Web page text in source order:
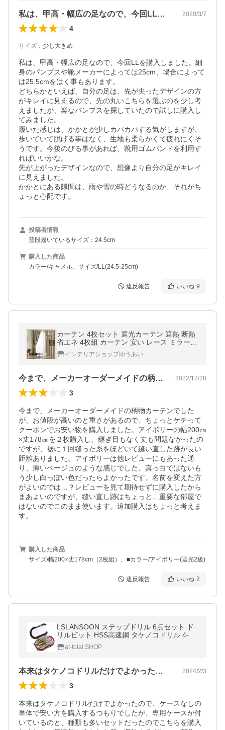
私は、甲高・幅広の足なので、今回LLを… 2020/3/7
4
サイズ ： 少し大きめ
私は、甲高・幅広の足なので、今回LLを購入しました。細
身のパンプスや靴メーカーによっては25cm、場合によって
は25.5cmをはく事もあります。
どちらかといえば、自分の足は、先が尖ったデザインの方
がキレイに見えるので、先の丸いこちらを選ぶのを少し考
えましたが、楽なパンプスを探していたので試しに購入し
てみました。
履いた感じは、かかとが少しカパカパする気がしますが、
歩いていて脱げる事はなく、生地も柔らかくて疲れにくそ
うです。今後のびる事があれば、靴用ゴムバンドを利用す
ればいいかな。
先が上がったデザインなので、想像より自分の足がキレイ
に見えました。
かかとにある隙間は、雨や雪の時どうなるのか、それがち
ょっと心配です。
投稿者情報
普段履いているサイズ：24.5cm
購入した商品
カラー/キャメル、サイズ/LL(24.5-25cm)
違反報告 いいね 9
カーテン 4枚セット 遮光カーテン 遮熱 断熱
省エネ 4枚組 カーテン 安い レース ミラー
洗える カーテン 遮光 100幅 4枚 200幅 2枚 1
50幅 2枚
インテリアショップゆうあい
今まで、メーカーオーダーメイドの柄物カ… 2022/12/28
3
今まで、メーカーオーダーメイドの柄物カーテンでした
が、お値段が高いのと重さがあるので、ちょっとケチって
クーポンでお安い物を購入しました。アイボリーの幅200㎝
×丈178㎝を２枚購入し、継ぎ目もなく丈も問題なかったの
ですが、裾に１回縫った糸をほどいて縫い直した跡が長い
距離ありました。アイボリーは他レビューにもあった通
り、薄いベージュのような感じでした。真っ白ではないも
う少し白っぽい色だったらよかったです。名前を変えた方
がよいのでは…？レビューを見て期待せずに購入したから
まあよいのですが、縫い直し跡はちょっと…重要な部屋で
はないのでこのまま使います。追加購入はちょっと考えま
す。
購入した商品
サイズ/幅200×丈178cm（2枚組）、■カラー/アイボリー(遮光2級)
違反報告 いいね 2
LSLANSOON ステップドリル 6点セット ド
リルビット HSS高速鋼 タケノコドリル 4-
at-total SHOP
本来はタケノコドリルだけでよかったので… 2024/2/3
3
本来はタケノコドリルだけでよかったので、ケースなしの
単体で安い方を購入するつもりでしたが、専用ケースが付
いているのと、種類も多いセットだったのでこちらを購入